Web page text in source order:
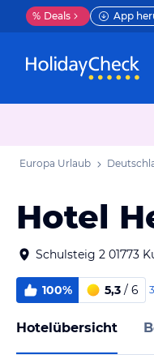
% Deals App
Europa Urlaub
Hotel
Schulsteig 2 01773
100% 5,3 / 6
Hotelübersicht